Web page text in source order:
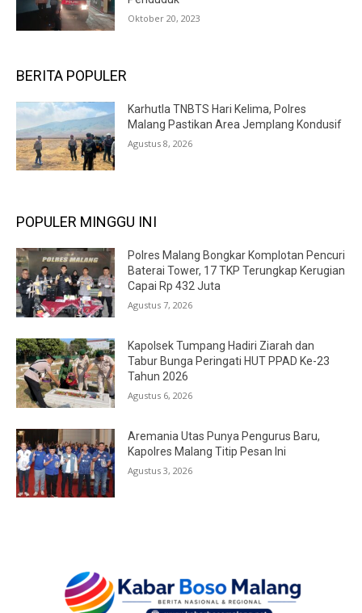
Oktober 20, 2023
BERITA POPULER
Karhutla TNBTS Hari Kelima, Polres
Malang Pastikan Area Jemplang Kondusif
Agustus 8, 2026
POPULER MINGGU INI
Polres Malang Bongkar Komplotan Pencuri
Baterai Tower, 17 TKP Terungkap Kerugian
Capai Rp 432 Juta
Agustus 7, 2026
Kapolsek Tumpang Hadiri Ziarah dan
Tabur Bunga Peringati HUT PPAD Ke-23
Tahun 2026
Agustus 6, 2026
Aremania Utas Punya Pengurus Baru,
Kapolres Malang Titip Pesan Ini
Agustus 3, 2026